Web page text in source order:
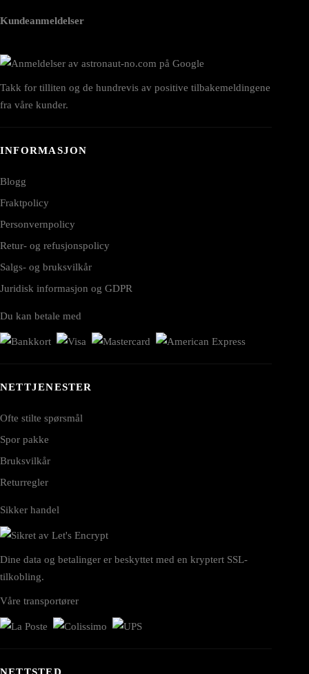
Kundeanmeldelser
Takk for tilliten og de hundrevis av positive tilbakemeldingene
fra våre kunder.
INFORMASJON
Blogg
Fraktpolicy
Personvernpolicy
Retur- og refusjonspolicy
Salgs- og bruksvilkår
Juridisk informasjon og GDPR
Du kan betale med
NETTJENESTER
Ofte stilte spørsmål
Spor pakke
Bruksvilkår
Returregler
Sikker handel
Dine data og betalinger er beskyttet med en kryptert SSL-
tilkobling.
Våre transportører
NETTSTED